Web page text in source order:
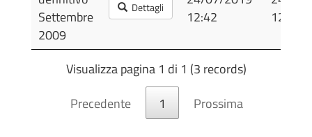
Settembre
2009
Dettagli
12:42
12:42
Visualizza pagina 1 di 1 (3 records)
Precedente
1 Prossima